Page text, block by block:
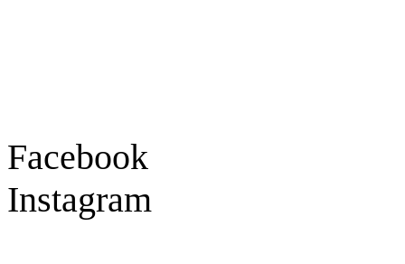
Facebook
Instagram